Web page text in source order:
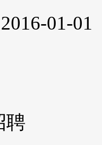
01-01
聘